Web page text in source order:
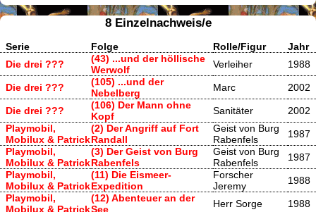
8 Einzelnachweis/e
Serie Folge Rolle/Figur
Jahr
Die drei ???
(43) ...und der höllische
Werwolf
Verleiher 1988
Die drei ???
(105) ...und der
Nebelberg
Marc 2002
Die drei ???
(106) Der Mann ohne
Kopf
Sanitäter
2002
Playmobil,
Mobilux & Patrick
(2) Der Angriff auf Fort
Randall
Geist von Burg
Rabenfels
1987
Playmobil,
Mobilux & Patrick
(3) Der Geist von Burg
Rabenfels
Geist von Burg
Rabenfels
1987
Playmobil,
Mobilux & Patrick
(11) Die Eismeer-
Expedition
Forscher
Jeremy
1988
Playmobil,
Mobilux & Patrick
(12) Abenteuer an der
See
Herr Sorge 1988